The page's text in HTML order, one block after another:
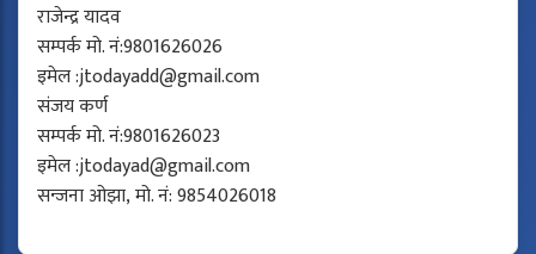
राजेन्द्र यादव
सम्पर्क मो. नं:9801626026
इमेल :jtodayadd@gmail.com
संजय कर्ण
सम्पर्क मो. नं:9801626023
इमेल :jtodayad@gmail.com
सन्जना ओझा, मो. नं: 9854026018